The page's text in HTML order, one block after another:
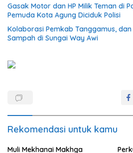
Gasak Motor dan HP Milik Teman di
Pemuda Kota Agung Diciduk Polisi
Kolaborasi Pemkab Tanggamus, dan
Sampah di Sungai Way Awi
Rekomendasi untuk kamu
Muli Mekhanai Makhga